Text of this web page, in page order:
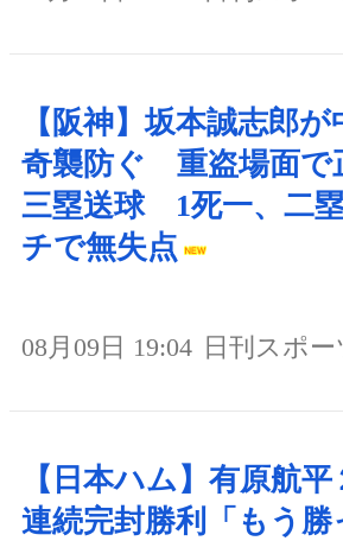
【阪神】坂本誠志郎が
奇襲防ぐ 重盗場面で
三塁送球 1死一、二
チで無失点
08月09日 19:04 日刊スポー
【日本ハム】有原航
連続完封勝利「もう勝